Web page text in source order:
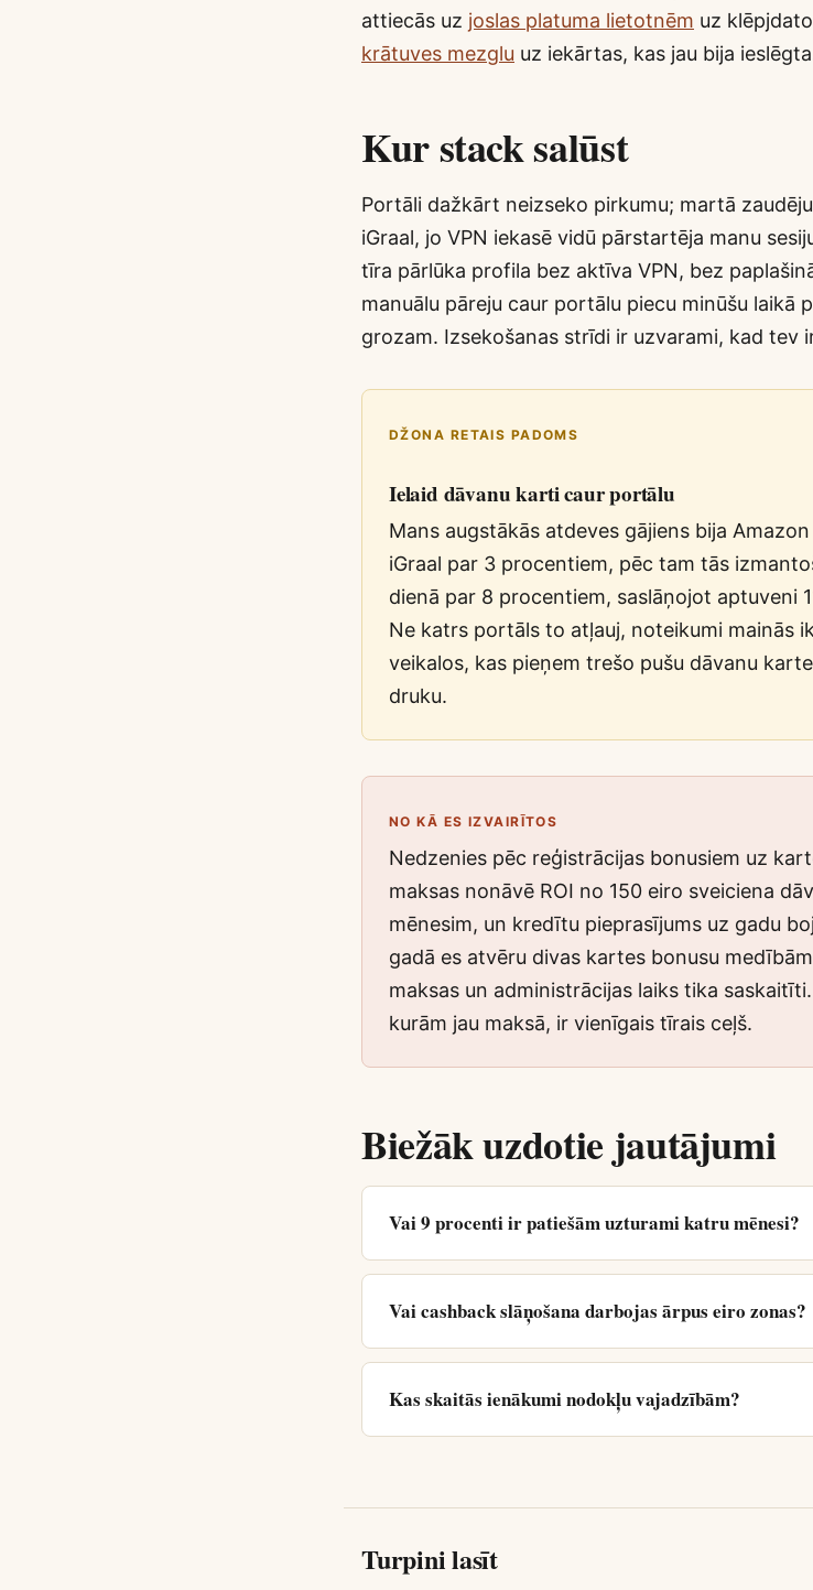
attiecās uz joslas platuma lietotnēm uz
krātuves mezglu uz iekārtas, kas jau bija
Kur stack salūst
Portāli dažkārt neizseko pirkumu; martā
iGraal, jo VPN iekasē vidū pārstartēja manu
tīra pārlūka profila bez aktīva VPN, bez
manuālu pāreju caur portālu piecu minūšu laikā
grozam. Izsekošanas strīdi ir uzvarami, kad tev
DŽONA RETAIS PADOMS
Ielaid dāvanu karti caur portālu
Mans augstākās atdeves gājiens bija
iGraal par 3 procentiem, pēc tam tās
dienā par 8 procentiem, saslāņojot aptuveni
Ne katrs portāls to atļauj, noteikumi mainās
veikalos, kas pieņem trešo pušu dāvanu
druku.
NO KĀ ES IZVAIRĪTOS
Nedzenies pēc reģistrācijas bonusiem uz
maksas nonāvē ROI no 150 eiro sveiciena
mēnesim, un kredītu pieprasījums uz gadu
gadā es atvēru divas kartes bonusu
maksas un administrācijas laiks tika
kurām jau maksā, ir vienīgais tīrais ceļš.
Biežāk uzdotie jautājumi
Vai 9 procenti ir patiešām uzturami katru mēnesi?
Vai cashback slāņošana darbojas ārpus eiro zonas?
Kas skaitās ienākumi nodokļu vajadzībām?
Turpini lasīt